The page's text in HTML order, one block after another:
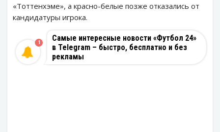
«Тоттенхэме», а красно-белые позже отказались от
кандидатуры игрока.
Самые интересные новости «Футбол 24»
в Telegram – быстро, бесплатно и без
рекламы
1